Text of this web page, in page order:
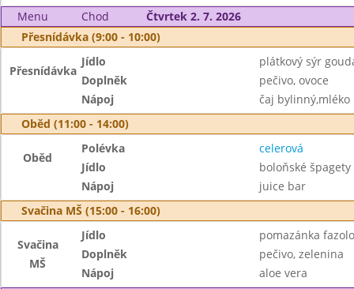
Menu
Chod
Čtvrtek 2. 7. 2026
Přesnídávka (9:00 - 10:00)
Přesnídávka
Jídlo
plátkový sýr
Doplněk
pečivo, ovoce
Nápoj
čaj bylinný,mléko
Oběd (11:00 - 14:00)
Oběd
Polévka
celerová
Jídlo
boloňské
Nápoj
juice bar
Svačina MŠ (15:00 - 16:00)
Svačina
MŠ
Jídlo
pomazánka
Doplněk
pečivo, zelenina
Nápoj
aloe vera